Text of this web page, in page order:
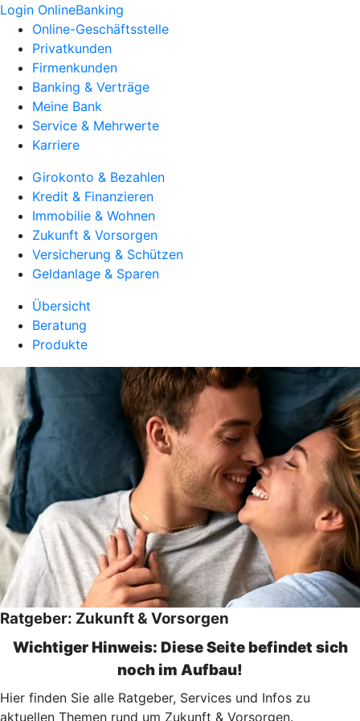
Login OnlineBanking
Online-Geschäftsstelle
Privatkunden
Firmenkunden
Banking & Verträge
Meine Bank
Service & Mehrwerte
Karriere
Girokonto & Bezahlen
Kredit & Finanzieren
Immobilie & Wohnen
Zukunft & Vorsorgen
Versicherung & Schützen
Geldanlage & Sparen
Übersicht
Beratung
Produkte
Ratgeber: Zukunft & Vorsorgen
Wichtiger Hinweis: Diese Seite befindet sich
noch im Aufbau!
Hier finden Sie alle Ratgeber, Services und Infos zu
aktuellen Themen rund um Zukunft & Vorsorgen.